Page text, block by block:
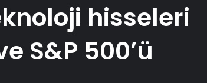
hisseleri
S&P 500’ü